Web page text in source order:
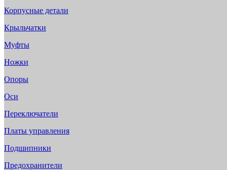
Корпусные детали
Крыльчатки
Муфты
Ножки
Опоры
Оси
Переключатели
Платы управления
Подшипники
Предохранители